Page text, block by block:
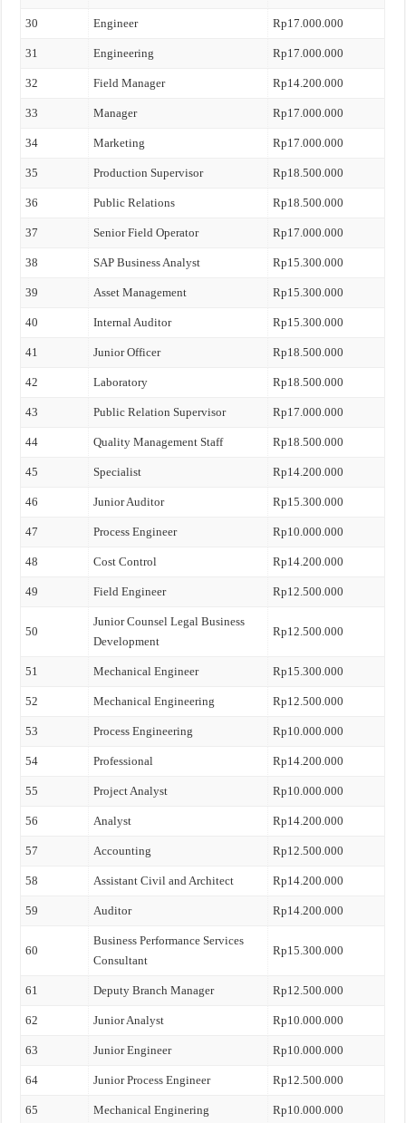
30 Engineer Rp17.000.000
31 Engineering Rp17.000.000
32 Field Manager Rp14.200.000
33 Manager Rp17.000.000
34 Marketing Rp17.000.000
35 Production Supervisor Rp18.500.000
36 Public Relations Rp18.500.000
37 Senior Field Operator Rp17.000.000
38 SAP Business Analyst Rp15.300.000
39 Asset Management Rp15.300.000
40 Internal Auditor Rp15.300.000
41 Junior Officer Rp18.500.000
42 Laboratory Rp18.500.000
43 Public Relation Supervisor Rp17.000.000
44 Quality Management Staff Rp18.500.000
45 Specialist Rp14.200.000
46 Junior Auditor Rp15.300.000
47 Process Engineer Rp10.000.000
48 Cost Control Rp14.200.000
49 Field Engineer Rp12.500.000
50
Junior Counsel Legal Business
Development
Rp12.500.000
51 Mechanical Engineer Rp15.300.000
52 Mechanical Engineering Rp12.500.000
53 Process Engineering Rp10.000.000
54 Professional Rp14.200.000
55 Project Analyst Rp10.000.000
56 Analyst Rp14.200.000
57 Accounting Rp12.500.000
58 Assistant Civil and Architect Rp14.200.000
59 Auditor Rp14.200.000
60
Business Performance Services
Consultant
Rp15.300.000
61 Deputy Branch Manager Rp12.500.000
62 Junior Analyst Rp10.000.000
63 Junior Engineer Rp10.000.000
64 Junior Process Engineer Rp12.500.000
65 Mechanical Enginering Rp10.000.000